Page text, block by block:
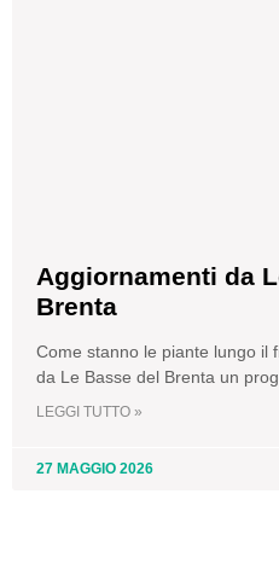
Aggiornamenti da
Brenta
Come stanno le piante lungo il
da Le Basse del Brenta un
LEGGI TUTTO »
27 MAGGIO 2026